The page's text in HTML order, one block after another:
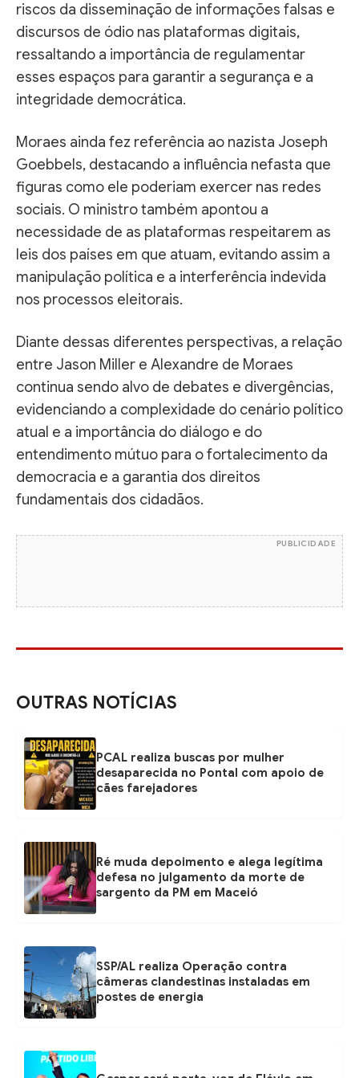
riscos da disseminação de informações falsas e
discursos de ódio nas plataformas digitais,
ressaltando a importância de regulamentar
esses espaços para garantir a segurança e a
integridade democrática.
Moraes ainda fez referência ao nazista Joseph
Goebbels, destacando a influência nefasta que
figuras como ele poderiam exercer nas redes
sociais. O ministro também apontou a
necessidade de as plataformas respeitarem as
leis dos países em que atuam, evitando assim a
manipulação política e a interferência indevida
nos processos eleitorais.
Diante dessas diferentes perspectivas, a relação
entre Jason Miller e Alexandre de Moraes
continua sendo alvo de debates e divergências,
evidenciando a complexidade do cenário político
atual e a importância do diálogo e do
entendimento mútuo para o fortalecimento da
democracia e a garantia dos direitos
fundamentais dos cidadãos.
PUBLICIDADE
OUTRAS NOTÍCIAS
PCAL realiza buscas por mulher
desaparecida no Pontal com apoio de
cães farejadores
Ré muda depoimento e alega legítima
defesa no julgamento da morte de
sargento da PM em Maceió
SSP/AL realiza Operação contra
câmeras clandestinas instaladas em
postes de energia